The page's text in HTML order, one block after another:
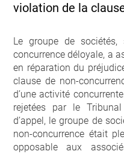
violation de la
Le groupe de sociétés,
concurrence déloyale, a
en réparation du
clause de non-
d’une activité
rejetées par le
d’appel, le groupe de
non-concurrence était
opposable aux